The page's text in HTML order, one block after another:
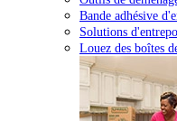
Bande adhésive
Solutions
Louez des boîtes